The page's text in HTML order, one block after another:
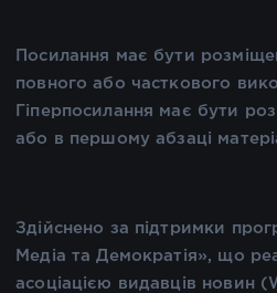
Посилання має бути
повного або часткового
Гіперпосилання має бути
або в першому абзаці
Здійснено за підтримки
Медіа та Демократія», що
асоціацією видавців новин